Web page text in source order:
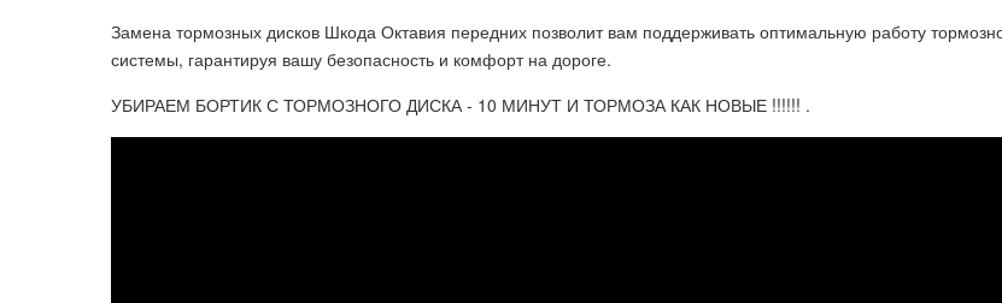
Замена тормозных дисков Шкода Октавия передних позволит вам поддерживать оптимальную работу
системы, гарантируя вашу безопасность и комфорт на дороге.
УБИРАЕМ БОРТИК С ТОРМОЗНОГО ДИСКА - 10 МИНУТ И ТОРМОЗА КАК НОВЫЕ !!!!!! .